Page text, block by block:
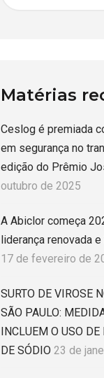
Matérias
Ceslog é premiada
em segurança no
edição do Prêmio
outubro de 2025
A Abiclor começa
liderança renovada
17 de fevereiro de
SURTO DE VIROSE
SÃO PAULO:
INCLUEM O USO DE
DE SÓDIO 23 de